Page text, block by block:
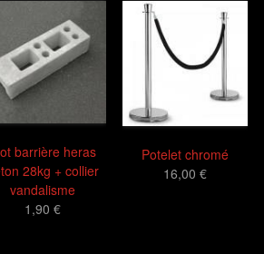
barrière heras
28kg + collier
vandalisme
1,90 €
Potelet chromé
16,00 €